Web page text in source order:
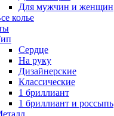
Для мужчин и женщин
колье
Сердце
На руку
Дизайнерские
Классические
1 бриллиант
1 бриллиант и россыпь